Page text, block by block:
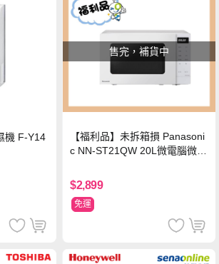
機 F-Y14
售完，補貨中
【福利品】未拆箱損 Panasoni
c NN-ST21QW 20L微電腦微波
$2,899
免運